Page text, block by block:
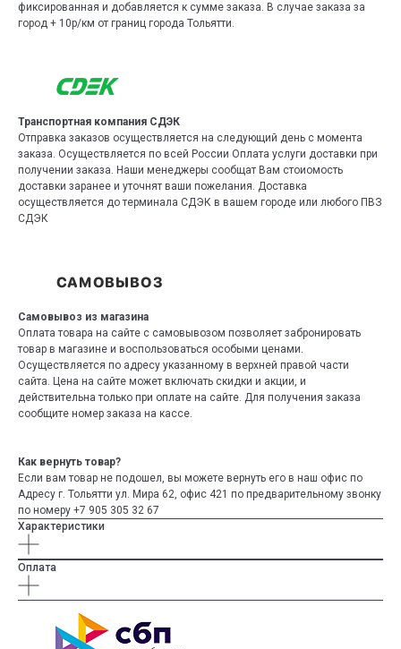
фиксированная и добавляется к сумме заказа. В случае заказа за
город + 10р/км от границ города Тольятти.
Транспортная компания СДЭК
Отправка заказов осуществляется на следующий день с момента
заказа. Осуществляется по всей России Оплата услуги доставки при
получении заказа. Наши менеджеры сообщат Вам стоиомость
доставки заранее и уточнят ваши пожелания. Доставка
осуществляется до терминала СДЭК в вашем городе или любого ПВЗ
СДЭК
Самовывоз из магазина
Оплата товара на сайте с самовывозом позволяет забронировать
товар в магазине и воспользоваться особыми ценами.
Осуществляется по адресу указанному в верхней правой части
сайта. Цена на сайте может включать скидки и акции, и
действительна только при оплате на сайте. Для получения заказа
сообщите номер заказа на кассе.
Как вернуть товар?
Если вам товар не подошел, вы можете вернуть его в наш офис по
Адресу г. Тольятти ул. Мира 62, офис 421 по предварительному звонку
по номеру +7 905 305 32 67
Характеристики
Оплата